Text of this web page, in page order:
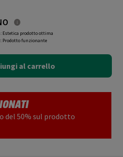
: Estetica prodotto ottima
: Prodotto funzionante
al carrello
del 50% sul prodotto